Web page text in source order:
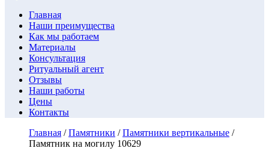
Главная
Наши преимущества
Как мы работаем
Материалы
Консультация
Ритуальный агент
Отзывы
Наши работы
Цены
Контакты
Главная /Памятники /Памятники вертикальные /
Памятник на могилу 10629